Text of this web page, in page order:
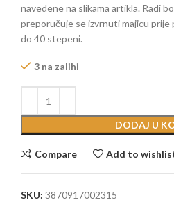
navedene na slikama artikla. Radi
preporučuje se izvrnuti majicu
do 40 stepeni.
3 na zalihi
DODAJ U
Compare Add to
SKU: 3870917002315